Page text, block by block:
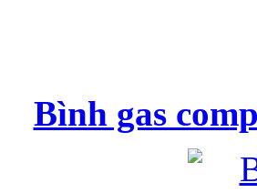
Bình gas